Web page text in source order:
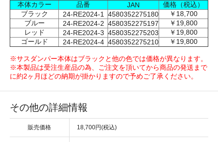
本体カラー 品番 JAN
価格（税込）
ブラック
24-RE2024-1 4580352275180
￥18,700
ブルー
24-RE2024-2 4580352275197
￥19,800
レッド
24-RE2024-3 4580352275203
￥19,800
ゴールド
24-RE2024-4 4580352275210 ￥19,800
※サスダンパー本体はブラックと他の色では価格が異なります。
※本製品は受注生産品の為、ご注文を頂いてから商品の発送まで
に約2ヶ月ほどの納期が掛かりますので予めご了承ください。
その他の詳細情報
販売価格 18,700円(税込)